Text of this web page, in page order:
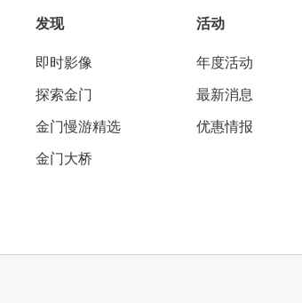
发现
即时影像
探索金门
金门慢游精选
金门大桥
活动
年度活动
最新消息
优惠情报